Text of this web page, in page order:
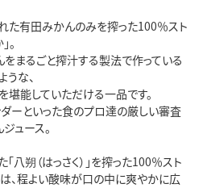
有田みかんのみを搾った100％スト
。
をまるごと搾汁する製法で作っている
うな、
堪能していただける一品です。
ダーといった食のプロ達の厳しい審査
ュース。
八朔（はっさく）」を搾った100％スト
は、程よい酸味が口の中に爽やかに広